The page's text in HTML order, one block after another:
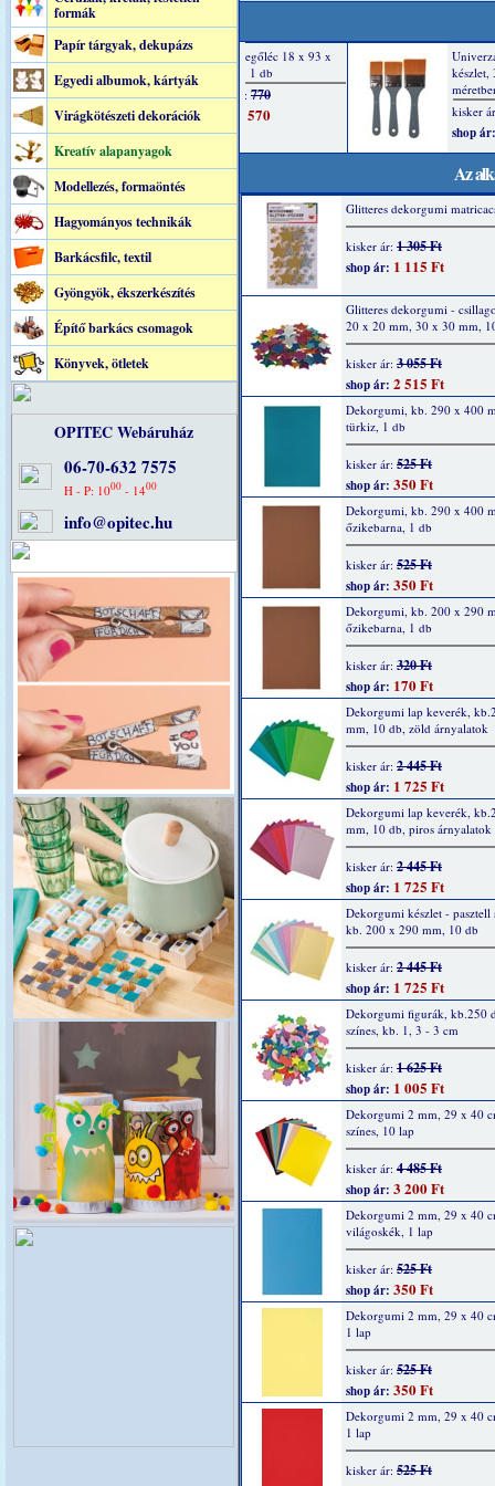
formák
Papír tárgyak, dekupázs
Egyedi albumok, kártyák
Virágkötészeti dekorációk
Kreatív alapanyagok
Modellezés, formaöntés
Hagyományos technikák
Barkácsfilc, textil
Gyöngyök, ékszerkészítés
Építő barkács csomagok
Könyvek, ötletek
OPITEC Webáruház
06-70-632 7575
H - P: 1000- 1400
info@opitec.hu
Az
Glitteres dekorgumi
kisker ár: 1 305 Ft
shop ár: 1 115 Ft
Glitteres dekorgumi -
20 x 20 mm, 30 x 30 mm,
kisker ár: 3 055 Ft
shop ár: 2 515 Ft
Dekorgumi, kb. 290 x 400
türkiz, 1 db
kisker ár: 525 Ft
shop ár: 350 Ft
Dekorgumi, kb. 290 x 400
őzikebarna, 1 db
kisker ár: 525 Ft
shop ár: 350 Ft
Dekorgumi, kb. 200 x 290
őzikebarna, 1 db
kisker ár: 320 Ft
shop ár: 170 Ft
Dekorgumi lap keverék,
mm, 10 db, zöld árnyalatok
kisker ár: 2 445 Ft
shop ár: 1 725 Ft
Dekorgumi lap keverék,
mm, 10 db, piros árnyalatok
kisker ár: 2 445 Ft
shop ár: 1 725 Ft
Dekorgumi készlet - pasztell
kb. 200 x 290 mm, 10 db
kisker ár: 2 445 Ft
shop ár: 1 725 Ft
Dekorgumi figurák, kb.250
színes, kb. 1, 3 - 3 cm
kisker ár: 1 625 Ft
shop ár: 1 005 Ft
Dekorgumi 2 mm, 29 x 40
színes, 10 lap
kisker ár: 4 485 Ft
shop ár: 3 200 Ft
Dekorgumi 2 mm, 29 x 40
világoskék, 1 lap
kisker ár: 525 Ft
shop ár: 350 Ft
Dekorgumi 2 mm, 29 x 40
1 lap
kisker ár: 525 Ft
shop ár: 350 Ft
Dekorgumi 2 mm, 29 x 40
1 lap
kisker ár: 525 Ft